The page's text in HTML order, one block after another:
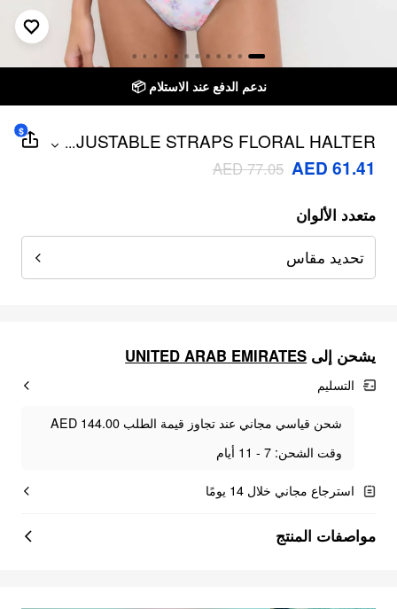
ندعم الدفع عند الاستلام 📦
ADJUSTABLE STRAPS FLORAL HALTER
BIKINI SET
...
AED 61.41
AED 77.05
$
متعدد الألوان
تحديد مقاس
يشحن إلى UNITED ARAB EMIRATES
التسليم
شحن قياسي مجاني عند تجاوز قيمة الطلب AED 144.00
وقت الشحن: 7 - 11 أيام
استرجاع مجاني خلال 14 يومًا
مواصفات المنتج